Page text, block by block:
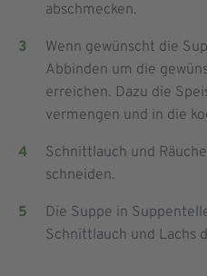
abschmecken.
Wenn gewünscht die
Abbinden um die
erreichen. Dazu die
vermengen und in die
Schnittlauch und
schneiden.
Die Suppe in
Schnittlauch und Lachs